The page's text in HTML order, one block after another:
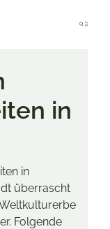
Menu
in
in
überrascht
Folgende